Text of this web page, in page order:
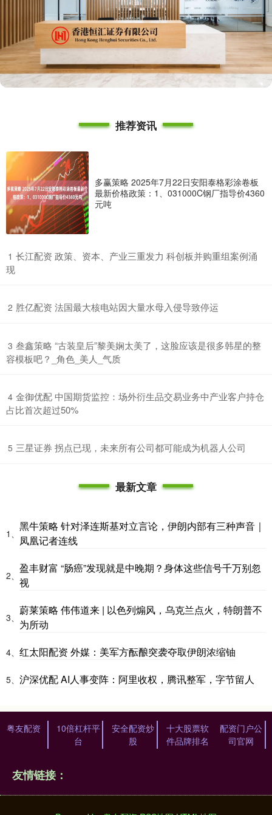
推荐资讯
多赢策略 2025年7月22日安阳泰格彩涂卷板
最新价格政策：1、031000C钢厂指导价4360
元吨
1 ​长江配资 政策、资本、产业三重发力 科创板并购重组案例涌
现
2 ​胜亿配资 法国最大核电站因大量水母入侵导致停运
3 ​叁鑫策略 “古装皇后”黎美娴太美了，这脸应该是很多韩星的整
容模板吧？_角色_美人_气质
4 ​金御优配 中国期货监控：场外衍生品交易业务中产业客户持仓
占比首次超过50%
5 ​三星证券 拐点已现，未来所有公司都可能成为机器人公司
最新文章
1、
黑牛策略 针对泽连斯基对立言论，伊朗内部有三种声音｜
凤凰记者连线
2、
盈丰财富 “肠癌”发现就是中晚期？身体这些信号千万别忽
视
3、
蔚莱策略 伟伟道来 | 以色列煽风，乌克兰点火，特朗普不
为所动
4、 红太阳配资 外媒：美军方酝酿突袭夺取伊朗浓缩铀
5、 沪深优配 AI人事变阵：阿里收权，腾讯整军，字节留人
粤友配资
10倍杠杆平
台
安全配资炒
股
十大股票软
件品牌排名
配资门户公
司官网
友情链接：